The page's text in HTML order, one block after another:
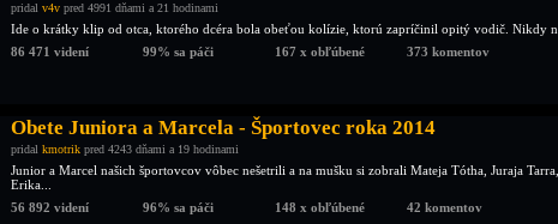
pridal v4v pred 4991 dňami a 21 hodinami
Ide o krátky klip od otca, ktorého dcéra bola obeťou kolízie, ktorú zapríčinil opitý vodič. Nikdy
86 471 videní
99% sa páči 167 x obľúbené 373 komentov
Obete Juniora a Marcela - Športovec roka 2014
pridal kmotrik pred 4243 dňami a 19 hodinami
Junior a Marcel našich športovcov vôbec nešetrili a na mušku si zobrali Mateja Tótha, Juraja
Erika...
56 892 videní
96% sa páči 148 x obľúbené 42 komentov